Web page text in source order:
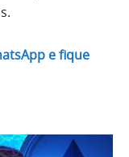
e fique